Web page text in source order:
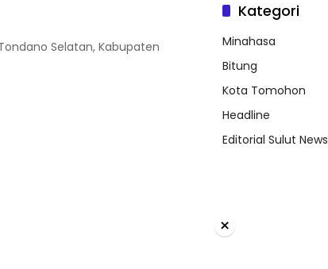
Selatan, Kabupaten
Kategori
Minahasa
Bitung
Kota Tomohon
Headline
Editorial Sulut News
×